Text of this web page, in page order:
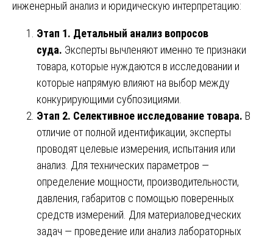
инженерный анализ и юридическую интерпретацию:
Этап 1. Детальный анализ вопросов
суда. Эксперты вычленяют именно те признаки
товара, которые нуждаются в исследовании и
которые напрямую влияют на выбор между
конкурирующими субпозициями.
Этап 2. Селективное исследование товара. В
отличие от полной идентификации, эксперты
проводят целевые измерения, испытания или
анализ. Для технических параметров —
определение мощности, производительности,
давления, габаритов с помощью поверенных
средств измерений. Для материаловедческих
задач — проведение или анализ лабораторных